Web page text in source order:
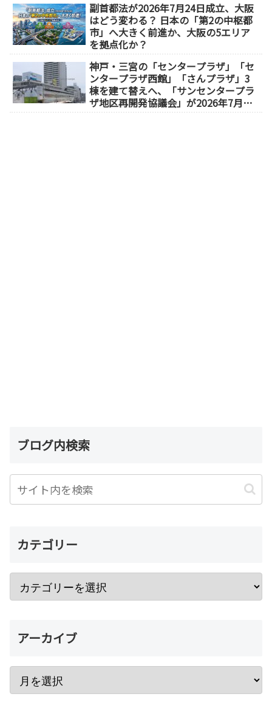
副首都法が2026年7月24日成立、大阪
はどう変わる？ 日本の「第2の中枢都
市」へ大きく前進か、大阪の5エリア
を拠点化か？
神戸・三宮の「センタープラザ」「セ
ンタープラザ西館」「さんプラザ」3
棟を建て替えへ、「サンセンタープラ
ザ地区再開発協議会」が2026年7月発
ブログ内検索
カテゴリー
アーカイブ